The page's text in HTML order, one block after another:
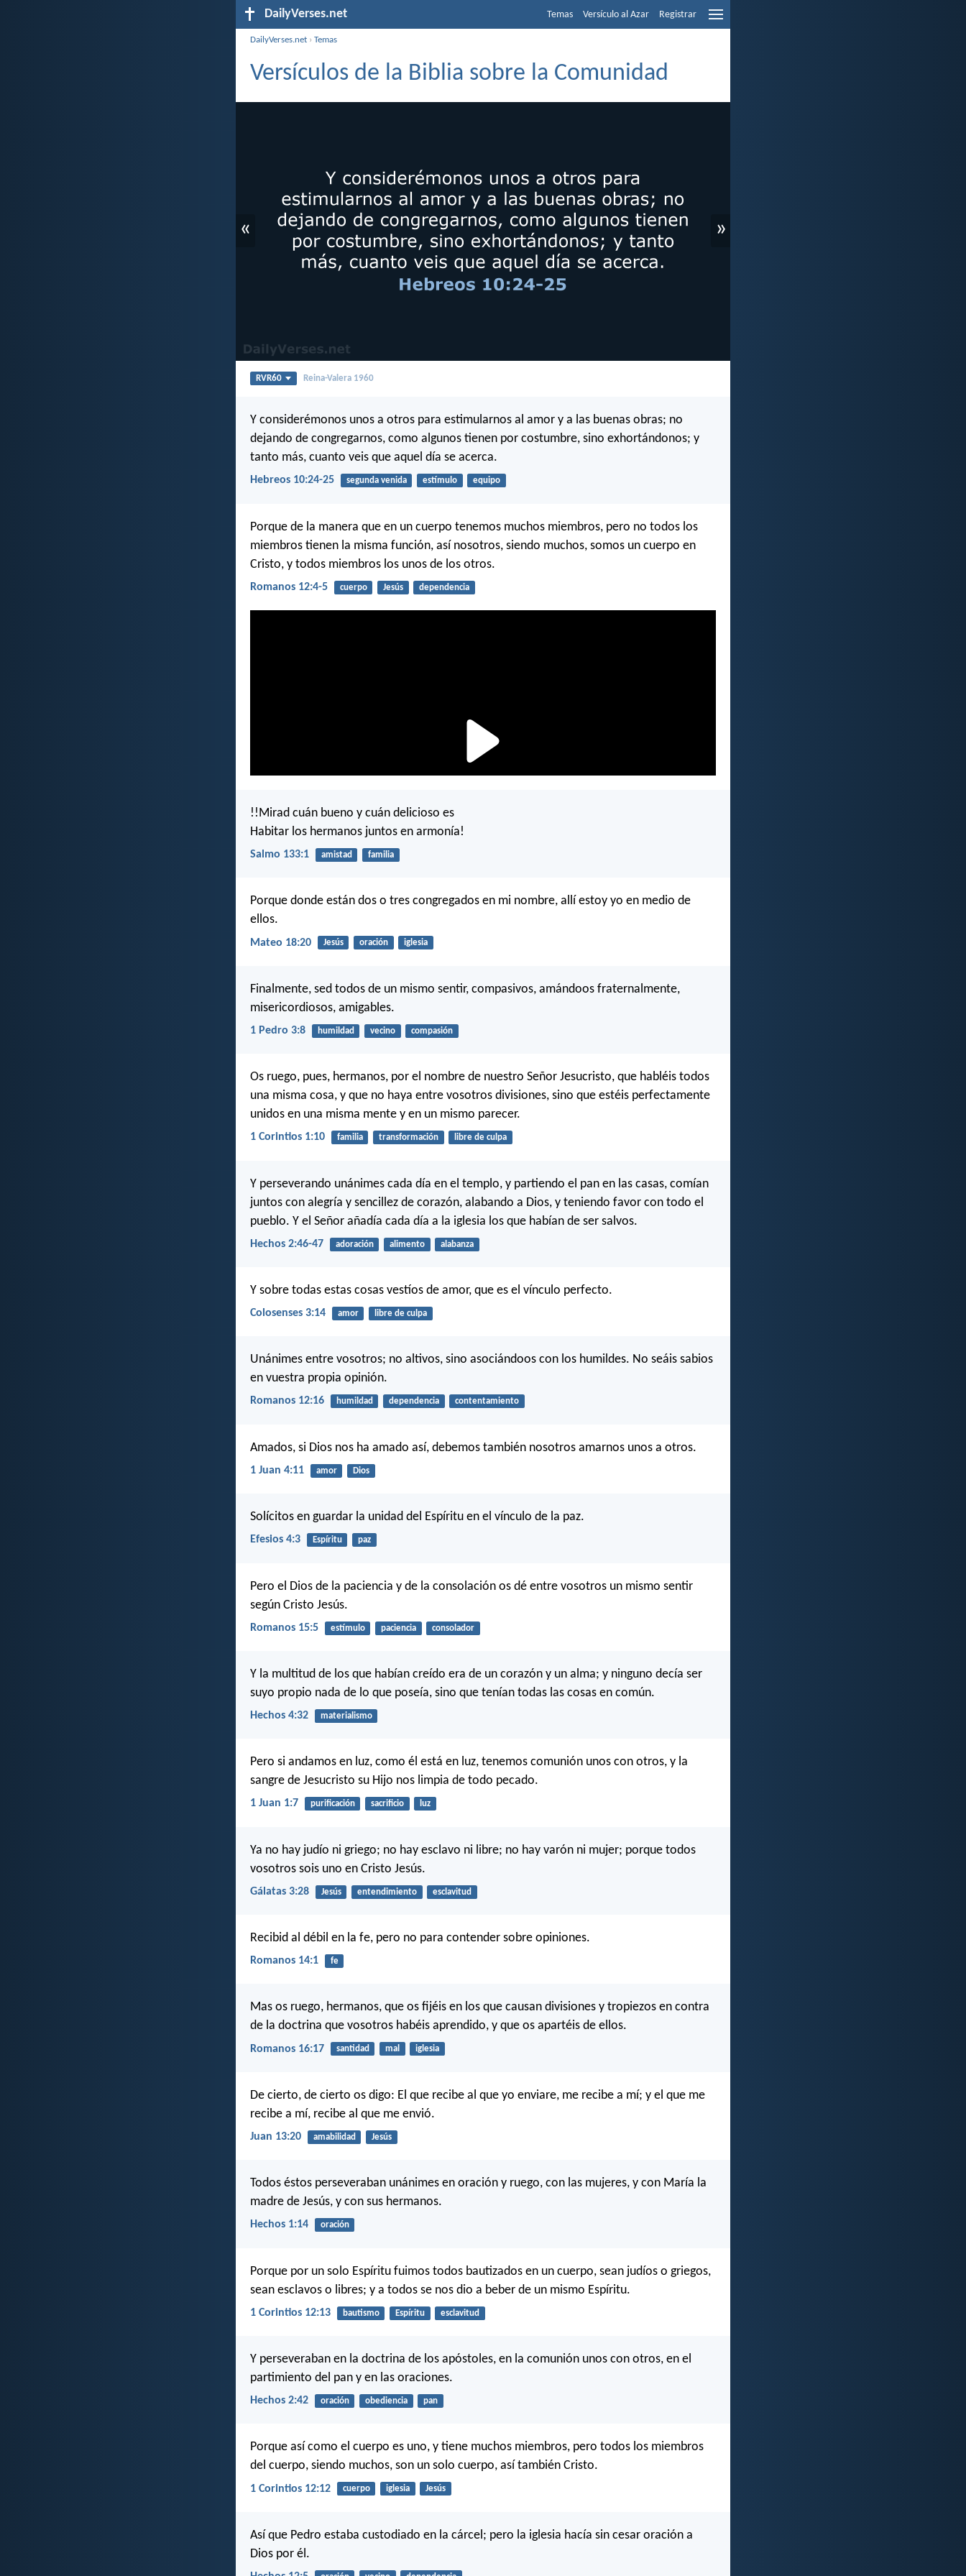
DailyVerses.net Temas Versículo al Azar Registrar
DailyVerses.net ›Temas
Versículos de la Biblia sobre la Comunidad
« »
RVR60 Reina-Valera 1960
Y considerémonos unos a otros para estimularnos al amor y a las buenas obras; no
dejando de congregarnos, como algunos tienen por costumbre, sino exhortándonos; y
tanto más, cuanto veis que aquel día se acerca.
Hebreos 10:24-25 segunda venida estímulo equipo
Porque de la manera que en un cuerpo tenemos muchos miembros, pero no todos los
miembros tienen la misma función, así nosotros, siendo muchos, somos un cuerpo en
Cristo, y todos miembros los unos de los otros.
Romanos 12:4-5 cuerpo Jesús dependencia
!!Mirad cuán bueno y cuán delicioso es
Habitar los hermanos juntos en armonía!
Salmo 133:1 amistad familia
Porque donde están dos o tres congregados en mi nombre, allí estoy yo en medio de
ellos.
Mateo 18:20 Jesús oración iglesia
Finalmente, sed todos de un mismo sentir, compasivos, amándoos fraternalmente,
misericordiosos, amigables.
1 Pedro 3:8 humildad vecino compasión
Os ruego, pues, hermanos, por el nombre de nuestro Señor Jesucristo, que habléis todos
una misma cosa, y que no haya entre vosotros divisiones, sino que estéis perfectamente
unidos en una misma mente y en un mismo parecer.
1 Corintios 1:10 familia transformación libre de culpa
Y perseverando unánimes cada día en el templo, y partiendo el pan en las casas, comían
juntos con alegría y sencillez de corazón, alabando a Dios, y teniendo favor con todo el
pueblo. Y el Señor añadía cada día a la iglesia los que habían de ser salvos.
Hechos 2:46-47 adoración alimento alabanza
Y sobre todas estas cosas vestíos de amor, que es el vínculo perfecto.
Colosenses 3:14 amor libre de culpa
Unánimes entre vosotros; no altivos, sino asociándoos con los humildes. No seáis sabios
en vuestra propia opinión.
Romanos 12:16 humildad dependencia contentamiento
Amados, si Dios nos ha amado así, debemos también nosotros amarnos unos a otros.
1 Juan 4:11 amor Dios
Solícitos en guardar la unidad del Espíritu en el vínculo de la paz.
Efesios 4:3 Espíritu paz
Pero el Dios de la paciencia y de la consolación os dé entre vosotros un mismo sentir
según Cristo Jesús.
Romanos 15:5 estímulo paciencia consolador
Y la multitud de los que habían creído era de un corazón y un alma; y ninguno decía ser
suyo propio nada de lo que poseía, sino que tenían todas las cosas en común.
Hechos 4:32 materialismo
Pero si andamos en luz, como él está en luz, tenemos comunión unos con otros, y la
sangre de Jesucristo su Hijo nos limpia de todo pecado.
1 Juan 1:7 purificación sacrificio luz
Ya no hay judío ni griego; no hay esclavo ni libre; no hay varón ni mujer; porque todos
vosotros sois uno en Cristo Jesús.
Gálatas 3:28 Jesús entendimiento esclavitud
Recibid al débil en la fe, pero no para contender sobre opiniones.
Romanos 14:1 fe
Mas os ruego, hermanos, que os fijéis en los que causan divisiones y tropiezos en contra
de la doctrina que vosotros habéis aprendido, y que os apartéis de ellos.
Romanos 16:17 santidad mal iglesia
De cierto, de cierto os digo: El que recibe al que yo enviare, me recibe a mí; y el que me
recibe a mí, recibe al que me envió.
Juan 13:20 amabilidad Jesús
Todos éstos perseveraban unánimes en oración y ruego, con las mujeres, y con María la
madre de Jesús, y con sus hermanos.
Hechos 1:14 oración
Porque por un solo Espíritu fuimos todos bautizados en un cuerpo, sean judíos o griegos,
sean esclavos o libres; y a todos se nos dio a beber de un mismo Espíritu.
1 Corintios 12:13 bautismo Espíritu esclavitud
Y perseveraban en la doctrina de los apóstoles, en la comunión unos con otros, en el
partimiento del pan y en las oraciones.
Hechos 2:42 oración obediencia pan
Porque así como el cuerpo es uno, y tiene muchos miembros, pero todos los miembros
del cuerpo, siendo muchos, son un solo cuerpo, así también Cristo.
1 Corintios 12:12 cuerpo iglesia Jesús
Así que Pedro estaba custodiado en la cárcel; pero la iglesia hacía sin cesar oración a
Dios por él.